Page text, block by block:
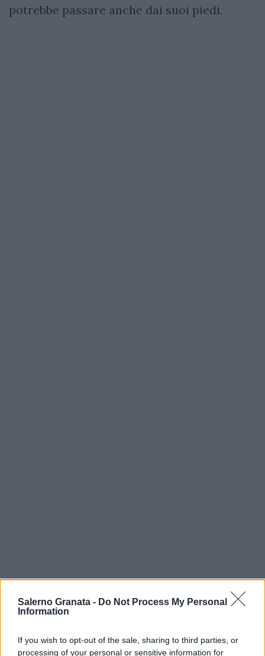
Salerno Granata - Do Not Process My Personal
Information
If you wish to opt-out of the sale, sharing to third parties, or
processing of your personal or sensitive information for
potrebbe passare anche dai suoi piedi.